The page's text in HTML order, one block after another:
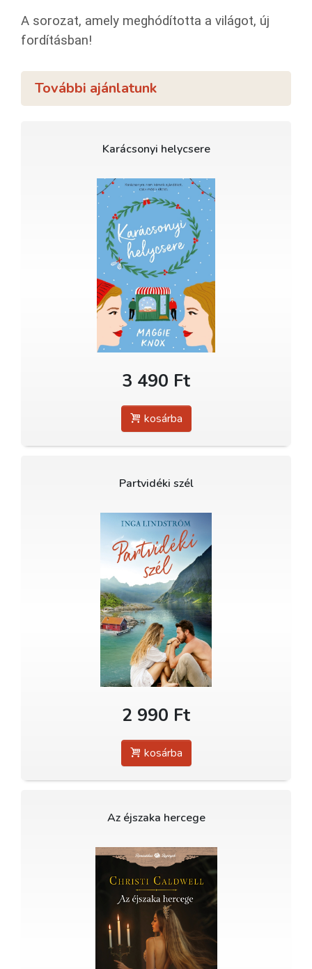
A sorozat, amely meghódította a világot, új
fordításban!
További ajánlatunk
Karácsonyi helycsere
3 490 Ft
kosárba
Partvidéki szél
2 990 Ft
kosárba
Az éjszaka hercege